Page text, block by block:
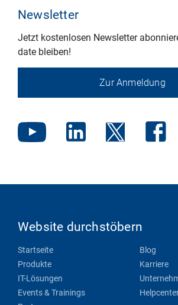
Newsletter
Jetzt kostenlosen Newsletter
date bleiben!
Zur Anmeldung
Website durchstöbern
Startseite
Produkte
IT-Lösungen
Events & Trainings
Blog
Karriere